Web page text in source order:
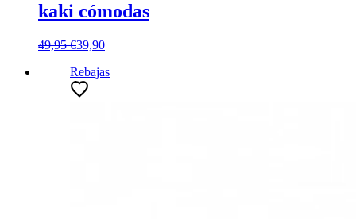
kaki cómodas
49,95 €39,90
Rebajas